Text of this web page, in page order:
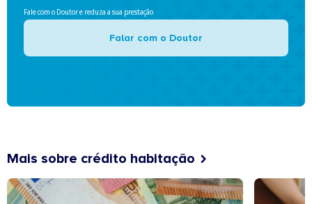
Fale com o Doutor e reduza a sua prestação
Falar com o Doutor
Mais sobre crédito habitação